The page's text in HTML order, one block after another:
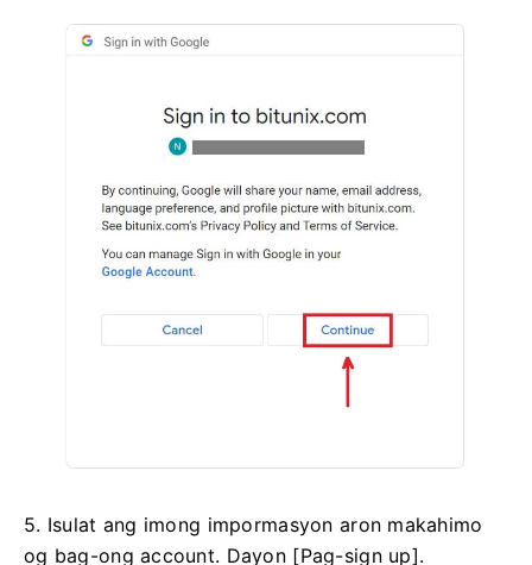
5. Isulat ang imong impormasyon aron makahimo
og bag-ong account. Dayon [Pag-sign up].